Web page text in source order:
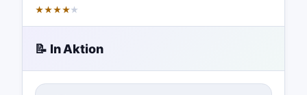
★★★★★
📝 In Aktion